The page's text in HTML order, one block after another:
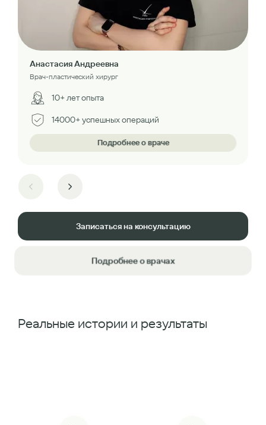
Анастасия Андреевна
Врач-пластический хирург
10+ лет опыта
14000+ успешных операций
Подробнее о враче
Записаться на консультацию
Подробнее о врачах
Реальные истории и результаты